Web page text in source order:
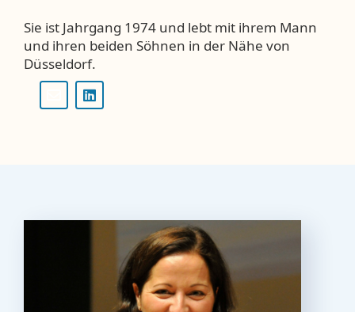
Sie ist Jahrgang 1974 und lebt mit ihrem Mann
und ihren beiden Söhnen in der Nähe von
Düsseldorf.